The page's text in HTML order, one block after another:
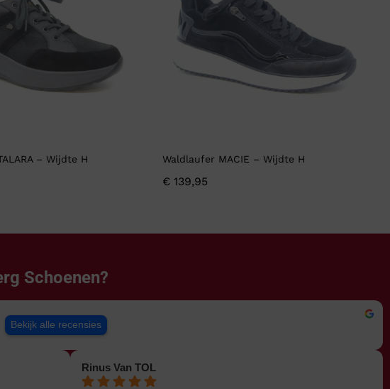
– Wijdte H Waldlaufer MACIE – Wijdte H
€ 139,95
Schoenen?
Bekijk alle recensies
Rinus Van TOL